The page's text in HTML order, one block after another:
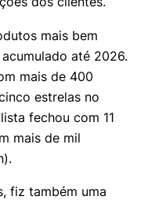
mais bem
até 2026.
mais de 400
estrelas no
fechou com 11
mais de mil
fiz também uma